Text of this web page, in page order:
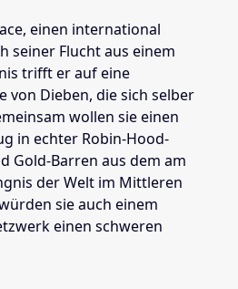
einen international
seiner Flucht aus einem
trifft er auf eine
von Dieben, die sich selber
wollen sie einen
in echter Robin-Hood-
Gold-Barren aus dem am
der Welt im Mittleren
sie auch einem
einen schweren